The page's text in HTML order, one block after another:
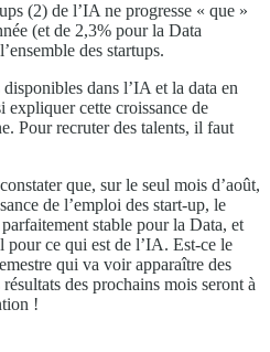
(2) de l’IA ne progresse « que »
(et de 2,3% pour la Data
des startups.
dans l’IA et la data en
expliquer cette croissance de
Pour recruter des talents, il faut
que, sur le seul mois d’août,
de l’emploi des start-up, le
stable pour la Data, et
pour ce qui est de l’IA. Est-ce le
qui va voir apparaître des
des prochains mois seront à
!